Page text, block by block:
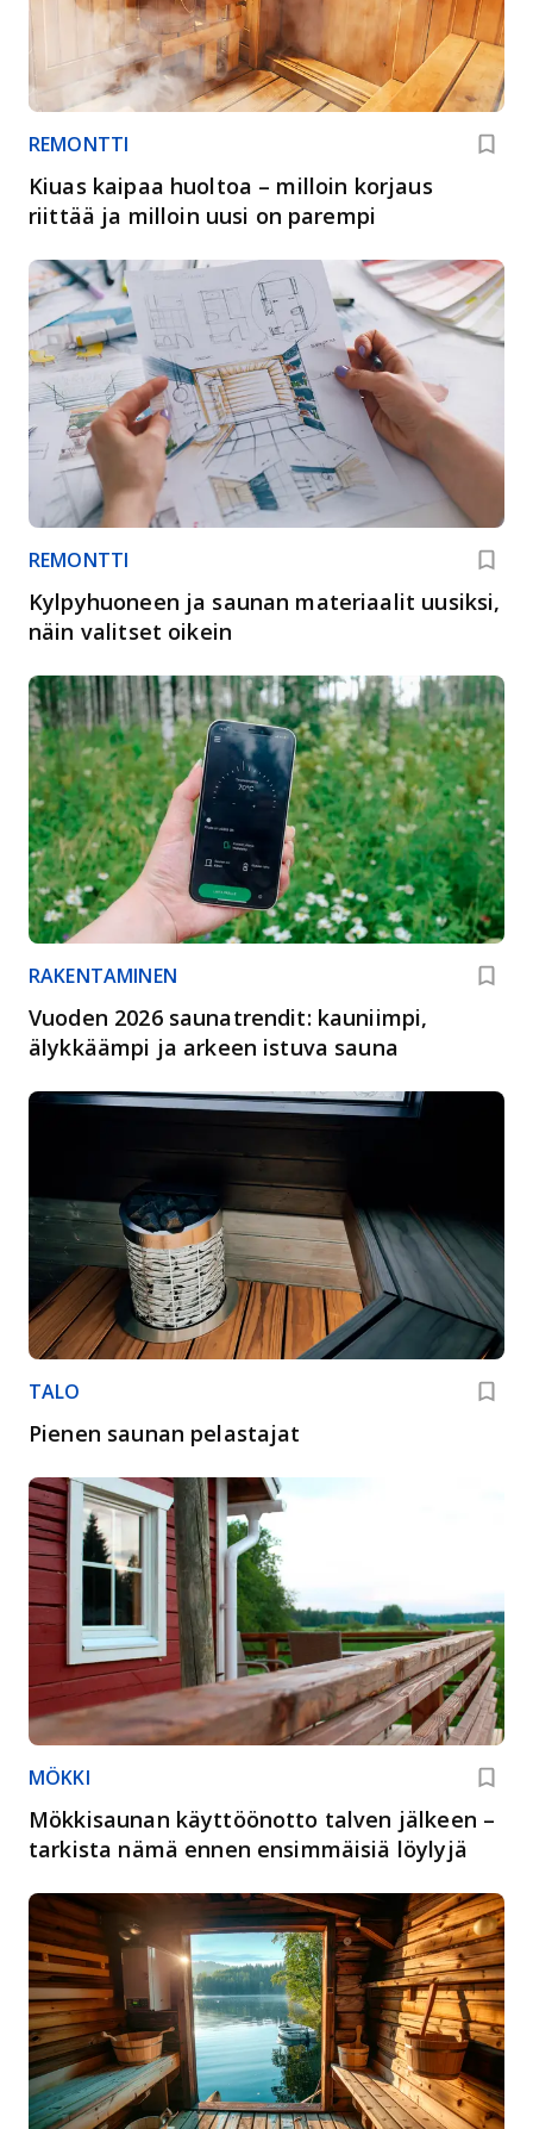
REMONTTI
Kiuas kaipaa huoltoa – milloin korjaus
riittää ja milloin uusi on parempi
REMONTTI
Kylpyhuoneen ja saunan materiaalit uusiksi,
näin valitset oikein
RAKENTAMINEN
Vuoden 2026 saunatrendit: kauniimpi,
älykkäämpi ja arkeen istuva sauna
TALO
Pienen saunan pelastajat
MÖKKI
Mökkisaunan käyttöönotto talven jälkeen –
tarkista nämä ennen ensimmäisiä löylyjä